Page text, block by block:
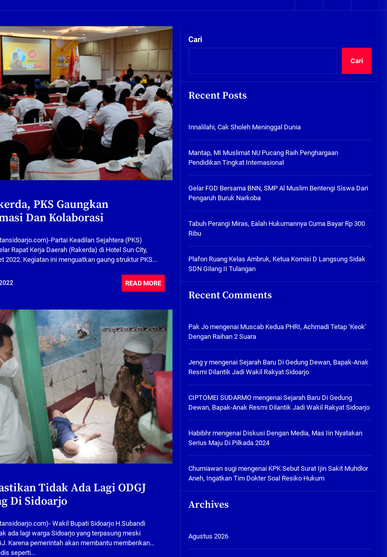
SDN Gilang II Tulangan
Mantap, MI Muslimat NU
Pucang Raih Penghargaan
Pendidikan Tingkat
Internasional
06/08/2026
Gelar FGD Bersama BNN, SMP Al
Muslim Bentengi Siswa Dari
05/08/2026
Hukumannya Cuma Bayar Rp
300 Ribu
Plafon Ruang Kelas Ambruk,
Ketua Komisi D Langsung Sidak
05/08/2026
Gedangan Semakin Dekat
RTLH
Gedangan Semakin Dekat
dan Urangagung
Komisi B Dua Kali Panggil Pansel Dan Minta Ada Pakta Integritas
PKS Gaungkan
Dan Kolaborasi
Partai Keadilan Sejahtera (PKS)
Rapat Kerja Daerah (Rakerda) di Hotel Sun City,
2022. Kegiatan ini menguatkan gaung struktur PKS...
READ MORE
Tidak Ada Lagi ODGJ
Di Sidoarjo
Wakil Bupati Sidoarjo H.Subandi
ada lagi warga Sidoarjo yang terpasung meski
Karena pemerintah akan membantu memberikan
seperti...
Cari
Cari
Recent Posts
Innalilahi, Cak Sholeh Meninggal Dunia
Mantap, MI Muslimat NU Pucang Raih Penghargaan
Pendidikan Tingkat Internasional
Gelar FGD Bersama BNN, SMP Al Muslim Bentengi Siswa Dari
Pengaruh Buruk Narkoba
Tabuh Perangi Miras, Ealah Hukumannya Cuma Bayar Rp 300
Ribu
Plafon Ruang Kelas Ambruk, Ketua Komisi D Langsung Sidak
SDN Gilang II Tulangan
Recent Comments
Pak Jomengenai Muscab Kedua PHRI, Achmadi Tetap ‘Keok’
Dengan Raihan 2 Suara
Jeng ymengenai Sejarah Baru Di Gedung Dewan, Bapak-Anak
Resmi Dilantik Jadi Wakil Rakyat Sidoarjo
CIPTOMEI SUDARMOmengenai Sejarah Baru Di Gedung
Dewan, Bapak-Anak Resmi Dilantik Jadi Wakil Rakyat Sidoarjo
Habibhrmengenai Diskusi Dengan Media, Mas Iin Nyatakan
Serius Maju Di Pilkada 2024
Churniawan sugimengenai KPK Sebut Surat Ijin Sakit Muhdlor
Aneh, Ingatkan Tim Dokter Soal Resiko Hukum
Archives
Agustus 2026